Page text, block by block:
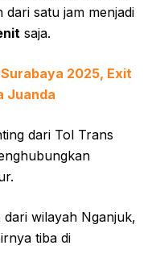
satu jam menjadi
saja.
2025, Exit
Juanda
dari Tol Trans
wilayah Nganjuk,
tiba di